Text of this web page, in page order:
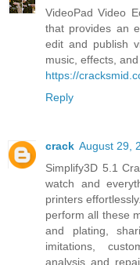
VideoPad Video
that provides an
edit and publish
music, effects,
https://
Reply
crack August 29,
Simplify3D 5.1
watch and
printers
perform all these
and plating,
imitations,
analysis and